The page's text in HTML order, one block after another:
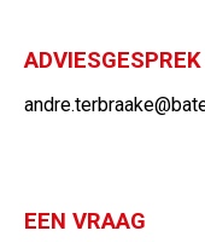
EEN VRAAG